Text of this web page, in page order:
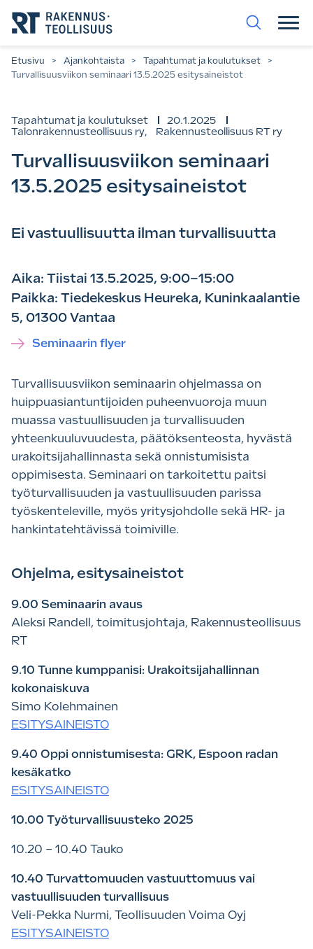
suoraan
sisältöön.
Etusivu > Ajankohtaista > Tapahtumat ja koulutukset
>
Turvallisuusviikon seminaari 13.5.2025 esitysaineistot
Tapahtumat ja koulutukset
20.1.2025
Talonrakennusteollisuus ry, Rakennusteollisuus RT ry
Turvallisuusviikon seminaari
13.5.2025 esitysaineistot
Ei vastuullisuutta ilman turvallisuutta
Aika: Tiistai 13.5.2025, 9:00–15:00
Paikka: Tiedekeskus Heureka, Kuninkaalantie
5, 01300 Vantaa
Seminaarin flyer
Turvallisuusviikon seminaarin ohjelmassa on
huippuasiantuntijoiden puheenvuoroja muun
muassa vastuullisuuden ja turvallisuuden
yhteenkuuluvuudesta, päätöksenteosta, hyvästä
urakoitsijahallinnasta sekä onnistumisista
oppimisesta. Seminaari on tarkoitettu paitsi
työturvallisuuden ja vastuullisuuden parissa
työskenteleville, myös yritysjohdolle sekä HR- ja
hankintatehtävissä toimiville.
Ohjelma, esitysaineistot
9.00 Seminaarin avaus
Aleksi Randell, toimitusjohtaja, Rakennusteollisuus
RT
9.10 Tunne kumppanisi: Urakoitsijahallinnan
kokonaiskuva
Simo Kolehmainen
ESITYSAINEISTO
9.40 Oppi onnistumisesta: GRK, Espoon radan
kesäkatko
ESITYSAINEISTO
10.00 Työturvallisuusteko 2025
10.20 – 10.40 Tauko
10.40 Turvattomuuden vastuuttomuus vai
vastuullisuuden turvallisuus
Veli-Pekka Nurmi, Teollisuuden Voima Oyj
ESITYSAINEISTO